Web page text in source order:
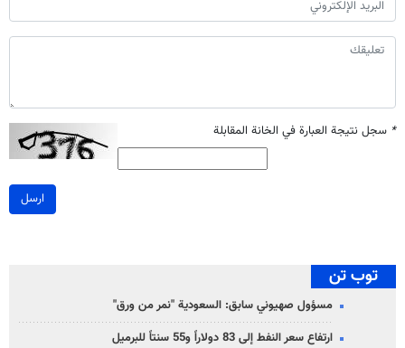
* سجل نتيجة العبارة في الخانة المقابلة
ارسل
توب تن
مسؤول صهيوني سابق: السعودية "نمر من ورق"
ارتفاع سعر النفط إلى 83 دولاراً و55 سنتاً للبرميل